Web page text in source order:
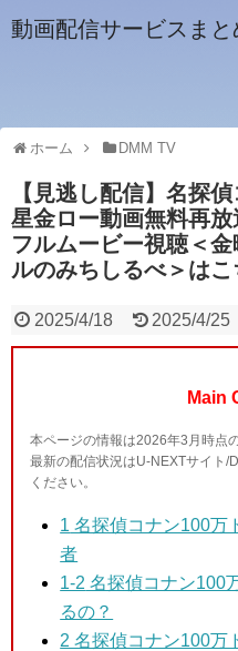
動画配信サービスまと
ホーム DMM TV
【見逃し配信】名探
星金ロー動画無料再
フルムービー視聴＜
ルのみちしるべ＞はこ
2025/4/18 2025/4/25
Main
本ページの情報は2026年3月時点
最新の配信状況はU-NEXTサイト/
ください。
1 名探偵コナン100万
者
1-2 名探偵コナン100
るの？
2 名探偵コナン100万